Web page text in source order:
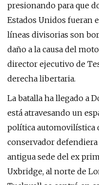
presionando para que
Estados Unidos fueran
líneas divisorias son
daño a la causa del
director ejecutivo de
derecha libertaria.
La batalla ha llegado a
está atravesando un
política automovilística
conservador
antigua sede del ex
Uxbridge, al norte de